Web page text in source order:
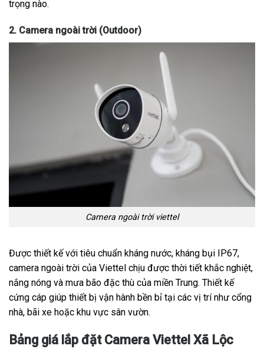
trọng nào.
2. Camera ngoài trời (Outdoor)
Camera ngoài trời viettel
Được thiết kế với tiêu chuẩn kháng nước, kháng bụi IP67,
camera ngoài trời của Viettel chịu được thời tiết khắc nghiệt,
nắng nóng và mưa bão đặc thù của miền Trung. Thiết kế
cứng cáp giúp thiết bị vận hành bền bỉ tại các vị trí như cổng
nhà, bãi xe hoặc khu vực sân vườn.
Bảng giá lắp đặt Camera Viettel Xã Lộc